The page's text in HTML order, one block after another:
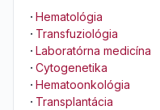
· Hematológia
· Transfuziológia
· Laboratórna medicína
· Cytogenetika
· Hematoonkológia
· Transplantácia